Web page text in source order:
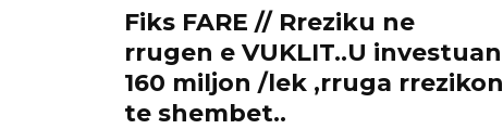
Fiks FARE // Rreziku ne
rrugen e VUKLIT..U investuan
160 miljon /lek ,rruga rrezikon
te shembet..